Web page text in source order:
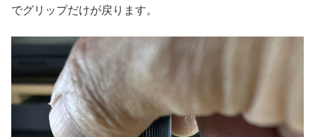
でグリップだけが戻ります。